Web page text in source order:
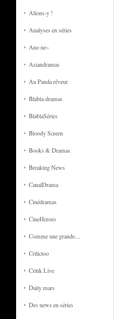
Allons-y !
Analyses en séries
Ano ne~
Asiandramas
Au Panda rêveur
Blabla-dramas
BlablaSéries
Bloody Screen
Books & Dramas
Breaking News
CanalDrama
Cinédramas
CineHeroes
Comme une grande....
Critictoo
Critik Live
Daily mars
Des news en séries